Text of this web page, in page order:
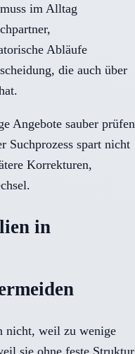
im Alltag
Abläufe
die auch über
Angebote sauber prüfen
Suchprozess spart nicht
Korrekturen,
in
nicht, weil zu wenige
sie ohne feste Struktur